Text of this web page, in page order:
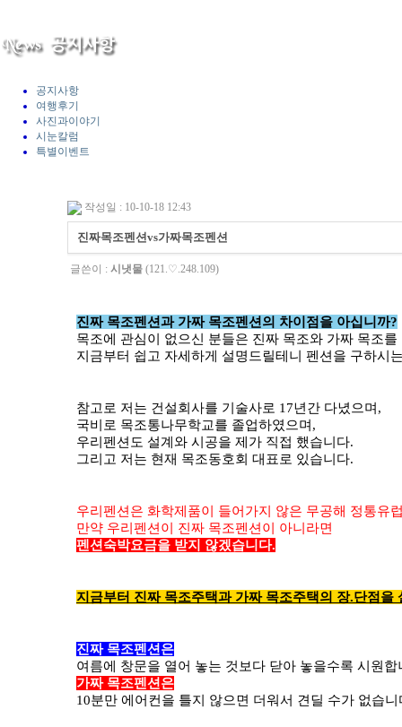
공지사항
여행후기
사진과이야기
시눈칼럼
특별이벤트
작성일 : 10-10-18 12:43
진짜목조펜션vs가짜목조펜션
글쓴이 : 시냇물 (121.♡.248.109)
진짜 목조펜션과 가짜 목조펜션의 차이점을 아십니까?
목조에 관심이 없으신 분들은 진짜 목조와 가짜 목조
지금부터 쉽고 자세하게 설명드릴테니 펜션을 구하시
참고로 저는 건설회사를 기술사로 17년간 다녔으며,
국비로 목조통나무학교를 졸업하였으며,
우리펜션도 설계와 시공을 제가 직접 했습니다.
그리고 저는 현재 목조동호회 대표로 있습니다.
우리펜션은 화학제품이 들어가지 않은 무공해 정통유
만약 우리펜션이 진짜 목조펜션이 아니라면
펜션숙박요금을 받지 않겠습니다.
지금부터 진짜 목조주택과 가짜 목조주택의 장.단점을
진짜 목조펜션은
여름에 창문을 열어 놓는 것보다 닫아 놓을수록 시원합
가짜 목조펜션은
10분만 에어컨을 틀지 않으면 더워서 견딜 수가 없습니